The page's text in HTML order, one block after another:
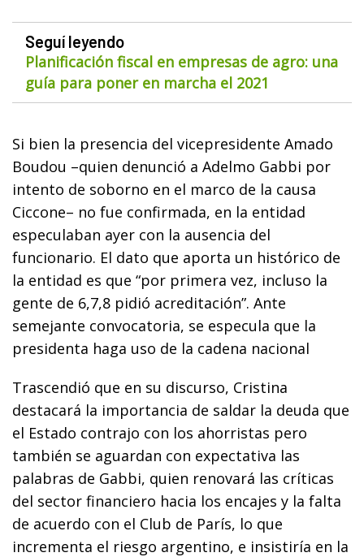
Seguí leyendo
Planificación fiscal en empresas de agro: una
guía para poner en marcha el 2021
Si bien la presencia del vicepresidente Amado
Boudou –quien denunció a Adelmo Gabbi por
intento de soborno en el marco de la causa
Ciccone– no fue confirmada, en la entidad
especulaban ayer con la ausencia del
funcionario. El dato que aporta un histórico de
la entidad es que “por primera vez, incluso la
gente de 6,7,8 pidió acreditación”. Ante
semejante convocatoria, se especula que la
presidenta haga uso de la cadena nacional
Trascendió que en su discurso, Cristina
destacará la importancia de saldar la deuda que
el Estado contrajo con los ahorristas pero
también se aguardan con expectativa las
palabras de Gabbi, quien renovará las críticas
del sector financiero hacia los encajes y la falta
de acuerdo con el Club de París, lo que
incrementa el riesgo argentino, e insistiría en la